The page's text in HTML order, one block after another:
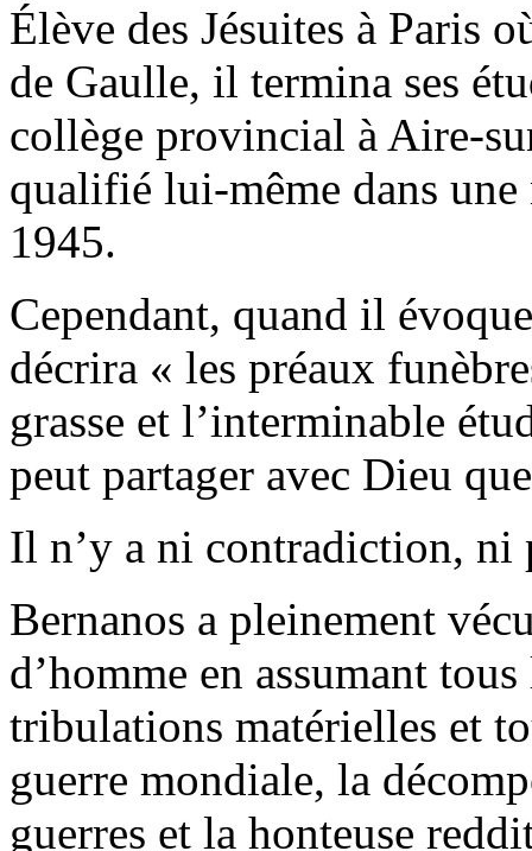
Élève des Jésuites à Paris
de Gaulle, il termina ses
collège provincial à Aire-
qualifié lui-même dans
1945.
Cependant, quand il
décrira « les préaux
grasse et l’interminable
peut partager avec Dieu
Il n’y a ni contradiction, ni
Bernanos a pleinement
d’homme en assumant
tribulations matérielles et
guerre mondiale, la
guerres et la honteuse